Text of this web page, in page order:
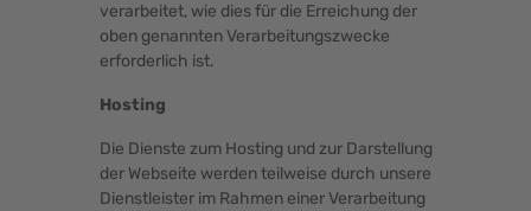
verarbeitet, wie dies für die Erreichung der
oben genannten Verarbeitungszwecke
erforderlich ist.
Hosting
Die Dienste zum Hosting und zur Darstellung
der Webseite werden teilweise durch unsere
Dienstleister im Rahmen einer Verarbeitung